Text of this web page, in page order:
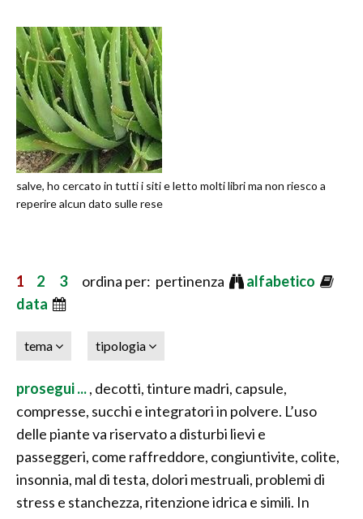
salve, ho cercato in tutti i siti e letto molti libri ma non riesco a
reperire alcun dato sulle rese
1 2 3ordina per: pertinenza
alfabetico
data
tema tipologia
prosegui ..., decotti, tinture madri, capsule,
compresse, succhi e integratori in polvere. L’uso
delle piante va riservato a disturbi lievi e
passeggeri, come raffreddore, congiuntivite, colite,
insonnia, mal di testa, dolori mestruali, problemi di
stress e stanchezza, ritenzione idrica e simili. In